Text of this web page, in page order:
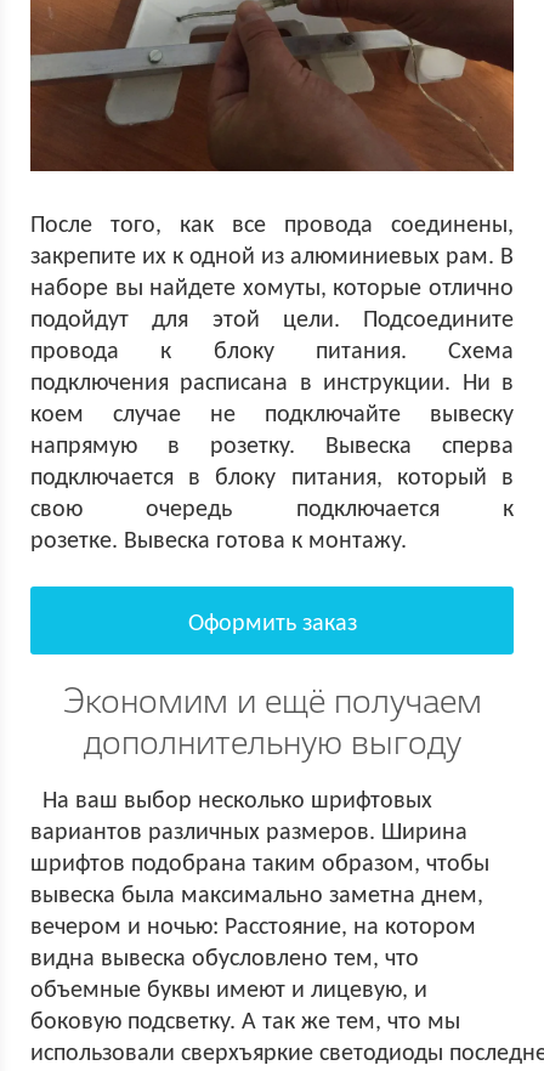
После того, как все провода соединены,
закрепите их к одной из алюминиевых рам. В
наборе вы найдете хомуты, которые отлично
подойдут для этой цели. Подсоедините
провода к блоку питания. Схема
подключения расписана в инструкции. Ни в
коем случае не подключайте вывеску
напрямую в розетку. Вывеска сперва
подключается в блоку питания, который в
свою очередь подключается к
розетке. Вывеска готова к монтажу.
Оформить заказ
Экономим и ещё получаем
дополнительную выгоду
На ваш выбор несколько шрифтовых
вариантов различных размеров. Ширина
шрифтов подобрана таким образом, чтобы
вывеска была максимально заметна днем,
вечером и ночью: Расстояние, на котором
видна вывеска обусловлено тем, что
объемные буквы имеют и лицевую, и
боковую подсветку. А так же тем, что мы
использовали сверхъяркие светодиоды